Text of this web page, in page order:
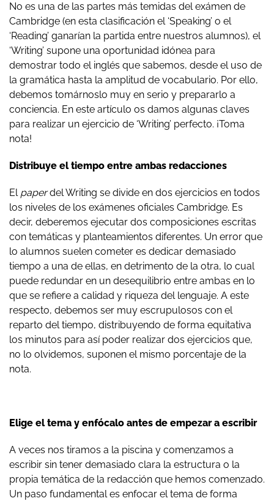
No es una de las partes más temidas del exámen de
Cambridge (en esta clasificación el ‘Speaking’ o el
‘Reading’ ganarían la partida entre nuestros alumnos), el
‘Writing’ supone una oportunidad idónea para
demostrar todo el inglés que sabemos, desde el uso de
la gramática hasta la amplitud de vocabulario. Por ello,
debemos tomárnoslo muy en serio y prepararlo a
conciencia. En este artículo os damos algunas claves
para realizar un ejercicio de ‘Writing’ perfecto. ¡Toma
nota!
Distribuye el tiempo entre ambas redacciones
El paperdel Writing se divide en dos ejercicios en todos
los niveles de los exámenes oficiales Cambridge. Es
decir, deberemos ejecutar dos composiciones escritas
con temáticas y planteamientos diferentes. Un error que
lo alumnos suelen cometer es dedicar demasiado
tiempo a una de ellas, en detrimento de la otra, lo cual
puede redundar en un desequilibrio entre ambas en lo
que se refiere a calidad y riqueza del lenguaje. A este
respecto, debemos ser muy escrupulosos con el
reparto del tiempo, distribuyendo de forma equitativa
los minutos para así poder realizar dos ejercicios que,
no lo olvidemos, suponen el mismo porcentaje de la
nota.
Elige el tema y enfócalo antes de empezar a escribir
A veces nos tiramos a la piscina y comenzamos a
escribir sin tener demasiado clara la estructura o la
propia temática de la redacción que hemos comenzado.
Un paso fundamental es enfocar el tema de forma